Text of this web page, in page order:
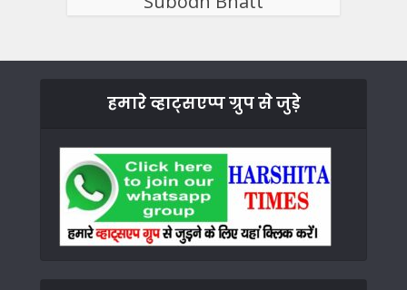
हमारे व्हाट्सएप्प ग्रुप से जुड़े